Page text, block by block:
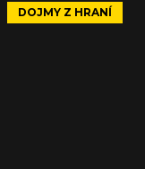
DOJMY Z HRANÍ